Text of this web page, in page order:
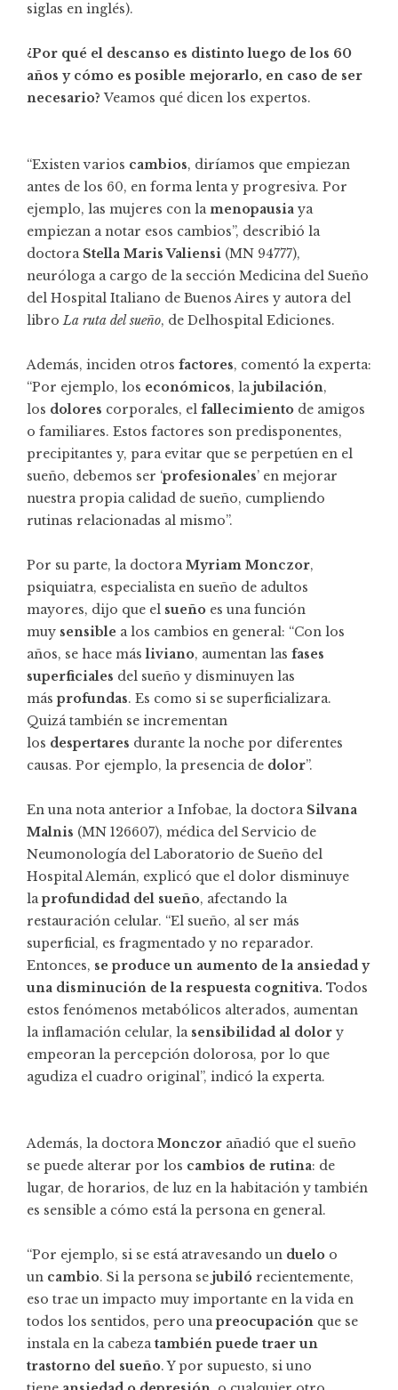
siglas en inglés).
¿Por qué el descanso es distinto luego de los 60
años y cómo es posible mejorarlo, en caso de ser
necesario?Veamos qué dicen los expertos.
“Existen varios cambios, diríamos que empiezan
antes de los 60, en forma lenta y progresiva. Por
ejemplo, las mujeres con lamenopausia ya
empiezan a notar esos cambios”, describió la
doctora Stella Maris Valiensi (MN 94777),
neuróloga a cargo de la sección Medicina del Sueño
del Hospital Italiano de Buenos Aires y autora del
libroLa ruta del sueño, de Delhospital Ediciones.
Además, inciden otros factores, comentó la experta:
“Por ejemplo, los económicos, lajubilación,
los dolores corporales, el fallecimiento de amigos
o familiares. Estos factores son predisponentes,
precipitantes y, para evitar que se perpetúen en el
sueño, debemos ser ‘profesionales’ en mejorar
nuestra propia calidad de sueño, cumpliendo
rutinas relacionadas al mismo”.
Por su parte, la doctoraMyriam Monczor,
psiquiatra, especialista en sueño de adultos
mayores, dijo que el sueño es una función
muy sensible a los cambios en general: “Con los
años, se hace másliviano, aumentan las fases
superficiales del sueño y disminuyen las
más profundas. Es como si se superficializara.
Quizá también se incrementan
los despertares durante la noche por diferentes
causas. Por ejemplo, la presencia de dolor”.
En una nota anterior a Infobae, la doctora Silvana
Malnis (MN 126607), médica del Servicio de
Neumonología del Laboratorio de Sueño del
Hospital Alemán, explicó que el dolor disminuye
laprofundidad del sueño, afectando la
restauración celular. “El sueño, al ser más
superficial, es fragmentado y no reparador.
Entonces, se produce un aumento de la ansiedad y
una disminución de la respuesta cognitiva. Todos
estos fenómenos metabólicos alterados, aumentan
la inflamación celular, la sensibilidad al dolor y
empeoran la percepción dolorosa, por lo que
agudiza el cuadro original”, indicó la experta.
Además, la doctoraMonczor añadió que el sueño
se puede alterar por los cambios de rutina: de
lugar, de horarios, de luz en la habitación y también
es sensible a cómo está la persona en general.
“Por ejemplo, si se está atravesando un duelo o
un cambio. Si la persona se jubiló recientemente,
eso trae un impacto muy importante en la vida en
todos los sentidos, pero unapreocupación que se
instala en la cabezatambién puede traer un
trastorno del sueño. Y por supuesto, si uno